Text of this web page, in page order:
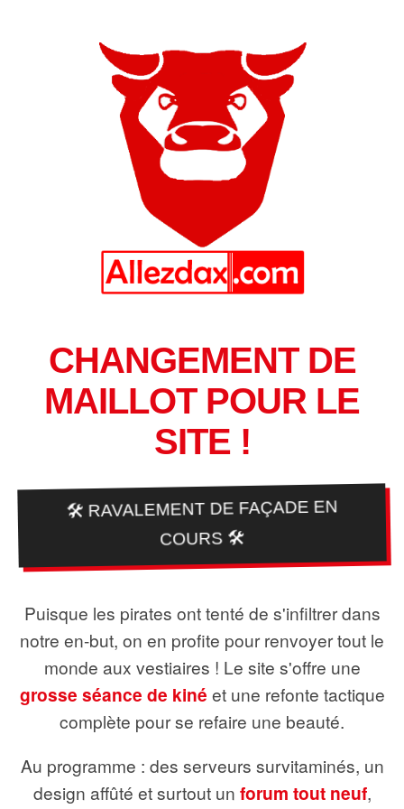
CHANGEMENT DE
MAILLOT POUR LE
SITE !
🛠️ RAVALEMENT DE FAÇADE EN
COURS 🛠️
Puisque les pirates ont tenté de s'infiltrer dans
notre en-but, on en profite pour renvoyer tout le
monde aux vestiaires ! Le site s'offre une
grosse séance de kiné et une refonte tactique
complète pour se refaire une beauté.
Au programme : des serveurs survitaminés, un
design affûté et surtout un forum tout neuf,